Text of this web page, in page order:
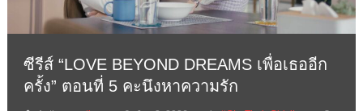
ซีรีส์ “LOVE BEYOND DREAMS เพื่อเธออีก
ครั้ง” ตอนที่ 5 คะนึงหาความรัก